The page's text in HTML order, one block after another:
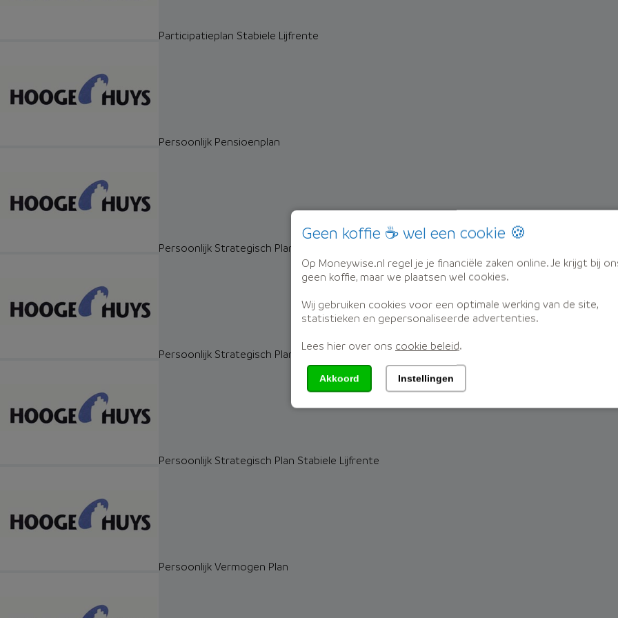
Participatieplan Stabiele Lijfrente
Persoonlijk Pensioenplan
Persoonlijk Strategisch Plan
Persoonlijk Strategisch Plan Periodieke Uitkering
Persoonlijk Strategisch Plan Stabiele Lijfrente
Persoonlijk Vermogen Plan
Geen koffie ☕ wel een cookie 🍪
Op Moneywise.nl regel je je financiële zaken online. Je krijgt bij
geen koffie, maar we plaatsen wel cookies.
Wij gebruiken cookies voor een optimale werking van de site,
statistieken en gepersonaliseerde advertenties.
Lees hier over ons cookie beleid.
Akkoord Instellingen